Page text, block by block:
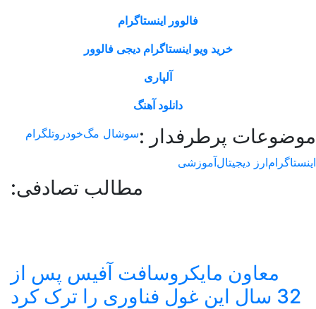
فالوور اینستاگرام
خرید ویو اینستاگرام دیجی فالوور
آلپاری
دانلود آهنگ
پرطرفدار : سوشال مگخودروتلگرام
ارز دیجیتالآموزشی
مطالب تصادفی:
معاون مایکروسافت آفیس پس از
فناوری را ترک کرد